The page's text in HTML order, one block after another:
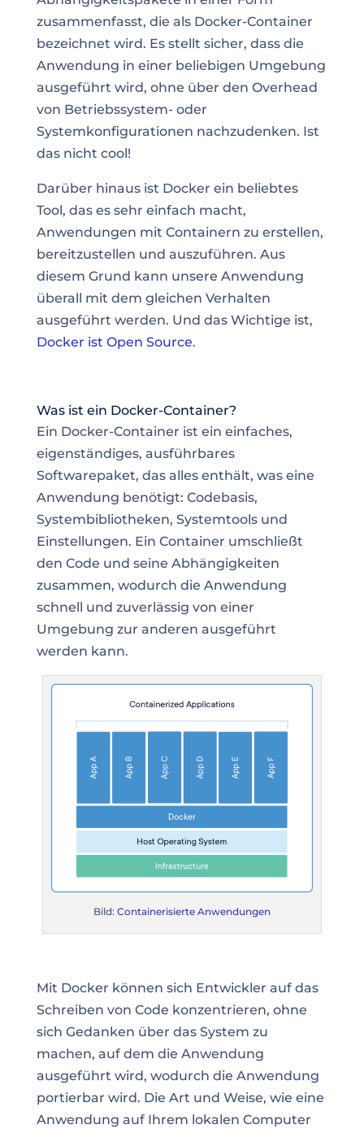
zusammenfasst, die als Docker-Container
bezeichnet wird. Es stellt sicher, dass die
Anwendung in einer beliebigen Umgebung
ausgeführt wird, ohne über den Overhead
von Betriebssystem- oder
Systemkonfigurationen nachzudenken. Ist
das nicht cool!
Darüber hinaus ist Docker ein beliebtes
Tool, das es sehr einfach macht,
Anwendungen mit Containern zu erstellen,
bereitzustellen und auszuführen. Aus
diesem Grund kann unsere Anwendung
überall mit dem gleichen Verhalten
ausgeführt werden. Und das Wichtige ist,
Docker ist Open Source.
Was ist ein Docker-Container?
Ein Docker-Container ist ein einfaches,
eigenständiges, ausführbares
Softwarepaket, das alles enthält, was eine
Anwendung benötigt: Codebasis,
Systembibliotheken, Systemtools und
Einstellungen. Ein Container umschließt
den Code und seine Abhängigkeiten
zusammen, wodurch die Anwendung
schnell und zuverlässig von einer
Umgebung zur anderen ausgeführt
werden kann.
Bild: Containerisierte Anwendungen
Mit Docker können sich Entwickler auf das
Schreiben von Code konzentrieren, ohne
sich Gedanken über das System zu
machen, auf dem die Anwendung
ausgeführt wird, wodurch die Anwendung
portierbar wird. Die Art und Weise, wie eine
Anwendung auf Ihrem lokalen Computer